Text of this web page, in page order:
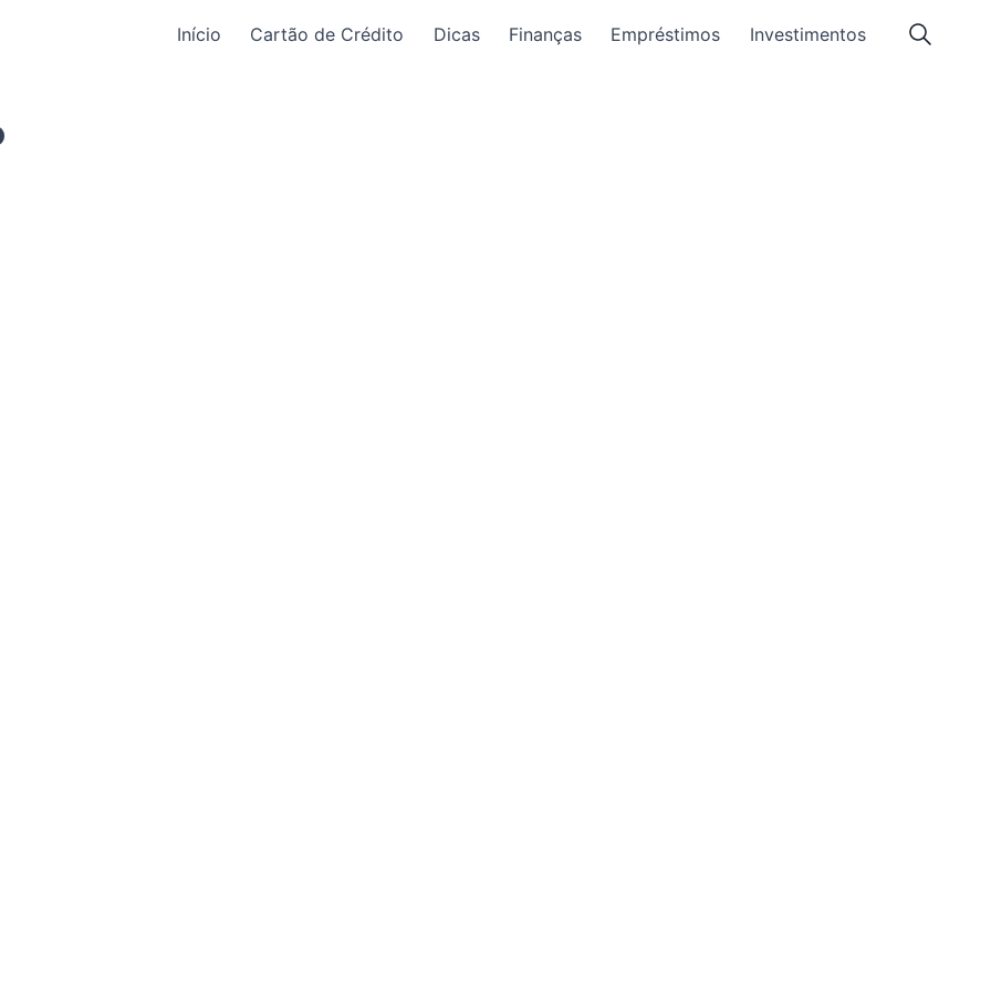
Início Cartão de Crédito Dicas Finanças Empréstimos Investimentos